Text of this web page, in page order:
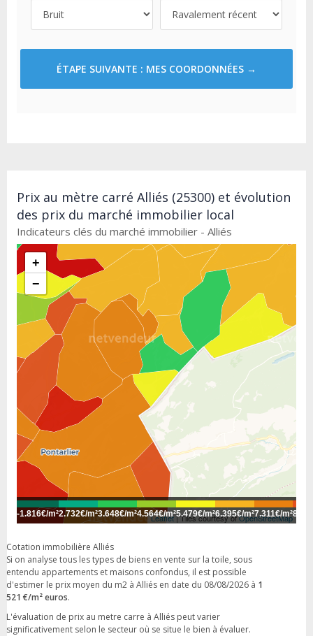
ÉTAPE SUIVANTE : MES COORDONNÉES →
Prix au mètre carré Alliés (25300) et évolution
des prix du marché immobilier local
Indicateurs clés du marché immobilier - Alliés
+
−
Leaflet| Tiles courtesy ofOpenStreetMap
-1.816€/m²2.732€/m²3.648€/m²4.564€/m²5.479€/m²6.395€/m²7.311€/m²
Cotation immobilière Alliés
Si on analyse tous les types de biens en vente sur la toile, sous
entendu appartements et maisons confondus, il est possible
d'estimer le prix moyen du m2 à Alliés en date du 08/08/2026 à 1
521 €/m² euros.
L'évaluation de prix au metre carre à Alliés peut varier
significativement selon le secteur où se situe le bien à évaluer.